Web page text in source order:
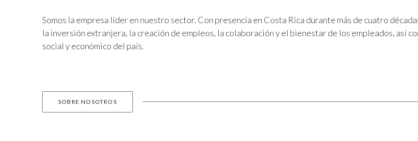
Somos la empresa líder en nuestro sector. Con presencia en Costa Rica durante más de cuatro
la inversión extranjera, la creación de empleos, la colaboración y el bienestar de los empleados, así
social y económico del país.
SOBRE NOSOTROS